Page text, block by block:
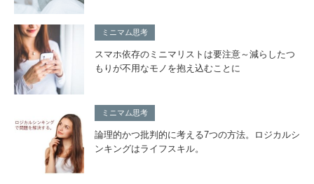
ミニマム思考
スマホ依存のミニマリストは要注意～減らしたつ
もりが不用なモノを抱え込むことに
ミニマム思考
論理的かつ批判的に考える7つの方法。ロジカルシ
ンキングはライフスキル。